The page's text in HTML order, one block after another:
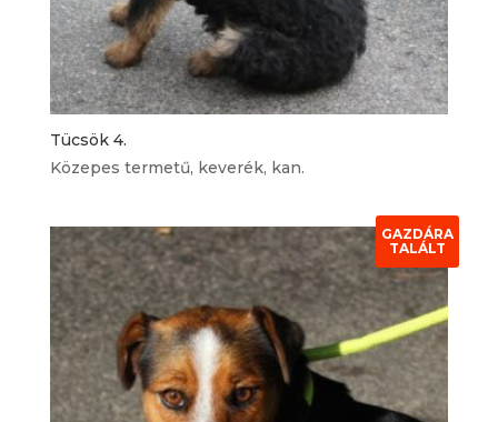
Tücsök 4.
Közepes termetű, keverék, kan.
GAZDÁRA
TALÁLT